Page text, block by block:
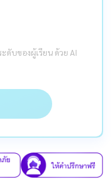
ดับของผู้เรียน ด้วย AI